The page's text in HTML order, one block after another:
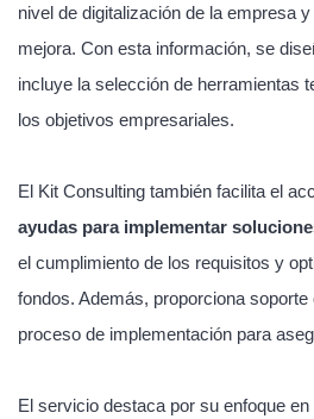
nivel de digitalización de la empresa
mejora. Con esta información, se
incluye la selección de herramientas
los objetivos empresariales.
El Kit Consulting también facilita el
ayudas para implementar
el cumplimiento de los requisitos y
fondos. Además, proporciona
proceso de implementación para
El servicio destaca por su enfoque